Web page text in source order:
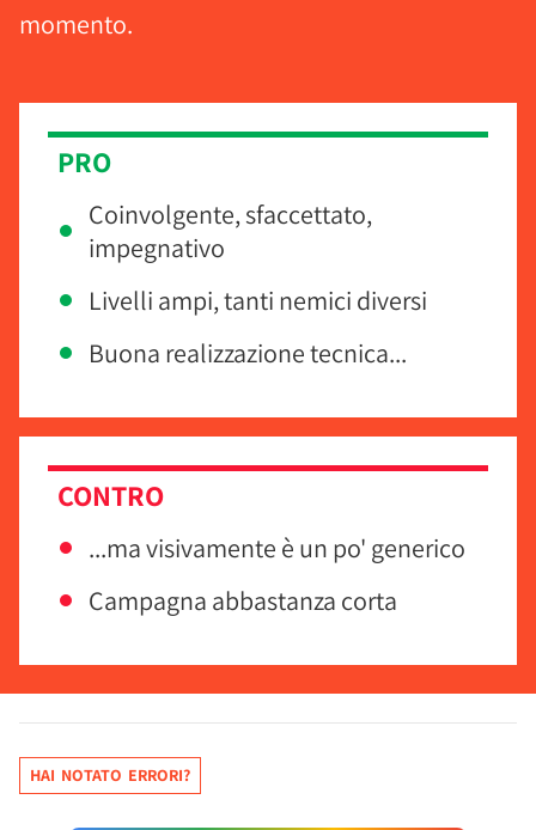
momento.
PRO
Coinvolgente, sfaccettato,
impegnativo
Livelli ampi, tanti nemici diversi
Buona realizzazione tecnica...
CONTRO
...ma visivamente è un po' generico
Campagna abbastanza corta
HAI NOTATO ERRORI?